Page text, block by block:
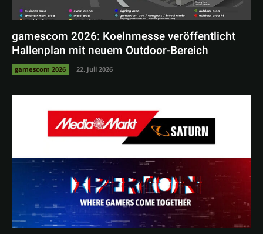
gamescom 2026: Koelnmesse veröffentlicht
Hallenplan mit neuem Outdoor-Bereich
gamescom 2026 22. Juli 2026